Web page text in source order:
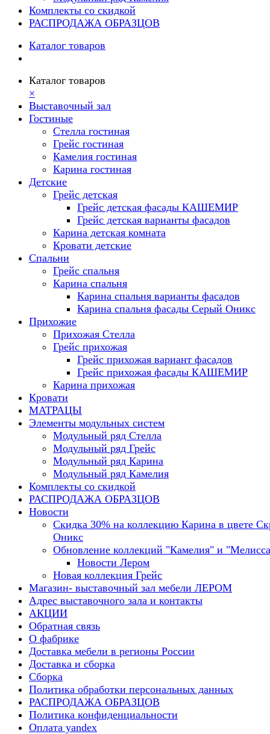
Комплекты со скидкой
РАСПРОДАЖА ОБРАЗЦОВ
Каталог товаров
Каталог товаров
×
Выставочный зал
Гостиные
Стелла гостиная
Грейс гостиная
Камелия гостиная
Карина гостиная
Детские
Грейс детская
Грейс детская фасады КАШЕМИР
Грейс детская варианты фасадов
Карина детская комната
Кровати детские
Спальни
Грейс спальня
Карина спальня
Карина спальня варианты фасадов
Карина спальня фасады Серый Оникс
Прихожие
Прихожая Стелла
Грейс прихожая
Грейс прихожая вариант фасадов
Грейс прихожая фасады КАШЕМИР
Карина прихожая
Кровати
МАТРАЦЫ
Элементы модульных систем
Модульный ряд Стелла
Модульный ряд Грейс
Модульный ряд Карина
Модульный ряд Камелия
Комплекты со скидкой
РАСПРОДАЖА ОБРАЗЦОВ
Новости
Скидка 30% на коллекцию Карина в цвете
Оникс
Обновление коллекций "Камелия" и
Новости Лером
Новая коллекция Грейс
Магазин- выставочный зал мебели ЛЕРОМ
Адрес выставочного зала и контакты
АКЦИИ
Обратная связь
О фабрике
Доставка мебели в регионы России
Доставка и сборка
Сборка
Политика обработки персональных данных
РАСПРОДАЖА ОБРАЗЦОВ
Политика конфиденциальности
Оплата yandex